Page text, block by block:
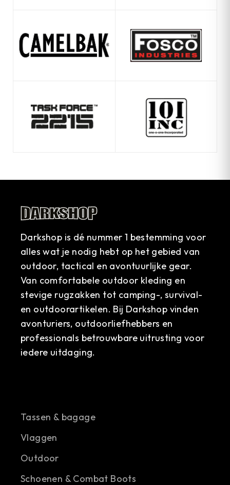
Darkshop is dé nummer 1 bestemming voor
alles wat je nodig hebt op het gebied van
outdoor, tactical en avontuurlijke gear.
Van comfortabele outdoor kleding en
stevige rugzakken tot camping-, survival-
en outdoorartikelen. Bij Darkshop vinden
avonturiers, outdoorliefhebbers en
professionals betrouwbare uitrusting voor
iedere uitdaging.
Tassen & bagage
Vlaggen
Outdoor
Schoenen & Combat Boots